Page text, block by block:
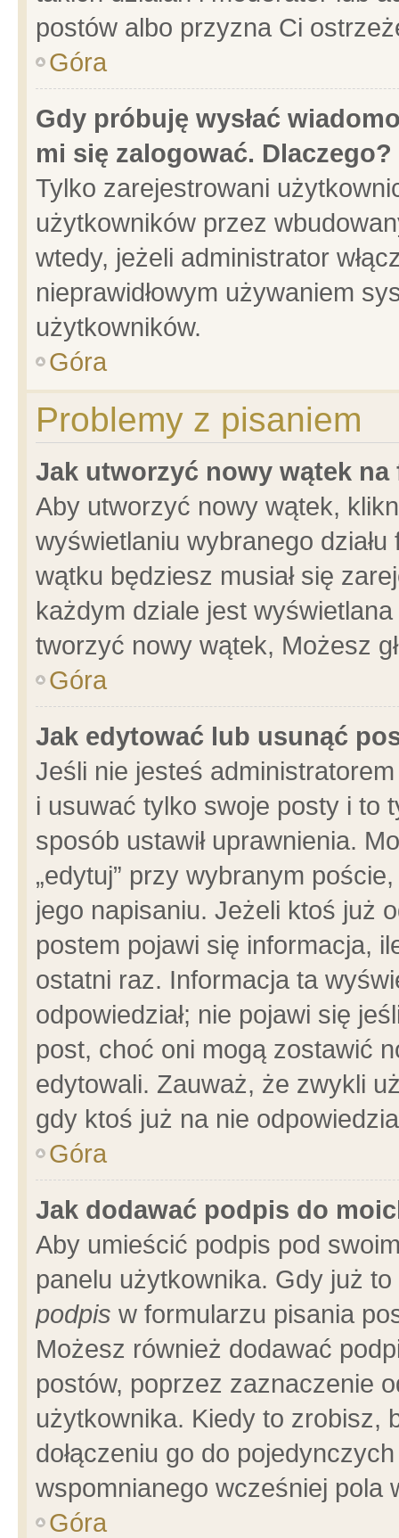
postów albo przyzna Ci
Góra
Gdy próbuję wysłać
mi się zalogować. Dlaczego?
Tylko zarejestrowani
użytkowników przez
wtedy, jeżeli administrator
nieprawidłowym używaniem
użytkowników.
Góra
Problemy z pisaniem
Jak utworzyć nowy wątek na
Aby utworzyć nowy wątek,
wyświetlaniu wybranego
wątku będziesz musiał się
każdym dziale jest
tworzyć nowy wątek, Możesz
Góra
Jak edytować lub usunąć
Jeśli nie jesteś
i usuwać tylko swoje posty i to
sposób ustawił uprawnienia.
„edytuj” przy wybranym
jego napisaniu. Jeżeli ktoś już
postem pojawi się informacja,
ostatni raz. Informacja ta
odpowiedział; nie pojawi się
post, choć oni mogą zostawić
edytowali. Zauważ, że zwykli
gdy ktoś już na nie
Góra
Jak dodawać podpis do
Aby umieścić podpis pod
panelu użytkownika. Gdy już
podpis w formularzu pisania
Możesz również dodawać
postów, poprzez zaznaczenie
użytkownika. Kiedy to zrobisz,
dołączeniu go do
wspomnianego wcześniej pola
Góra